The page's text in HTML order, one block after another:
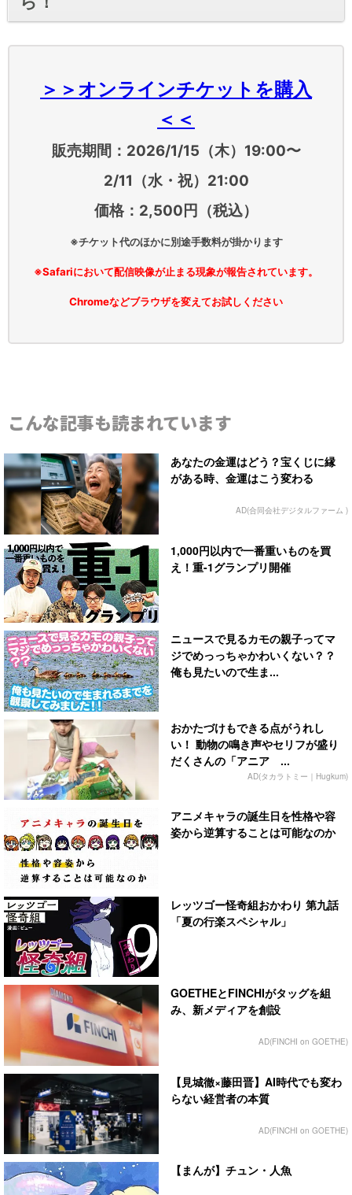
＞＞オンラインチケットを購入
＜＜
販売期間：2026/1/15（木）19:00〜
2/11（水・祝）21:00
価格：2,500円（税込）
※チケット代のほかに別途手数料が掛かります
※Safariにおいて配信映像が止まる現象が報告されています。
Chromeなどブラウザを変えてお試しください
こんな記事も読まれています
あなたの金運はどう？宝くじに縁
がある時、金運はこう変わる
AD(合同会社デジタルファーム )
1,000円以内で一番重いものを買
え！重-1グランプリ開催
ニュースで見るカモの親子ってマ
ジでめっっちゃかわいくない？？
俺も見たいので生ま...
おかたづけもできる点がうれし
い！ 動物の鳴き声やセリフが盛り
だくさんの「アニア ...
AD(タカラトミー｜Hugkum)
アニメキャラの誕生日を性格や容
姿から逆算することは可能なのか
レッツゴー怪奇組おかわり 第九話
「夏の行楽スペシャル」
GOETHEとFINCHIがタッグを組
み、新メディアを創設
AD(FINCHI on GOETHE)
【見城徹×藤田晋】AI時代でも変わ
らない経営者の本質
AD(FINCHI on GOETHE)
【まんが】チュン・人魚